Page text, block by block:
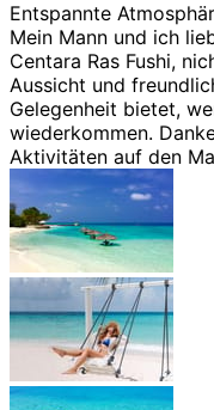
Entspannte
Mein Mann und ich
Centara Ras Fushi,
Aussicht und
Gelegenheit bietet,
wiederkommen.
Aktivitäten auf den